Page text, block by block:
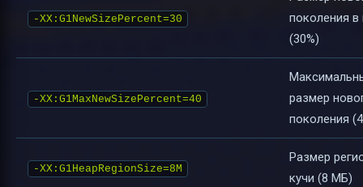
-XX:G1NewSizePercent=30
поколения в
(30%)
-XX:G1MaxNewSizePercent=40
размер
поколения
-XX:G1HeapRegionSize=8M
Размер
кучи (8 МБ)